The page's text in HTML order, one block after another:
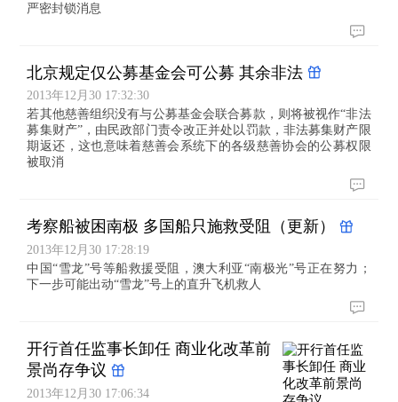
严密封锁消息
北京规定仅公募基金会可公募 其余非法
2013年12月30 17:32:30
若其他慈善组织没有与公募基金会联合募款，则将被视作“非法
募集财产”，由民政部门责令改正并处以罚款，非法募集财产限
期返还，这也意味着慈善会系统下的各级慈善协会的公募权限
被取消
考察船被困南极 多国船只施救受阻（更新）
2013年12月30 17:28:19
中国“雪龙”号等船救援受阻，澳大利亚“南极光”号正在努力；
下一步可能出动“雪龙”号上的直升飞机救人
开行首任监事长卸任 商业化改革前
景尚存争议
2013年12月30 17:06:34